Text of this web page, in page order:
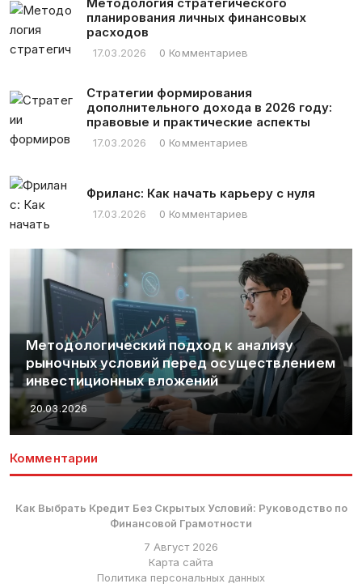
планирования личных финансовых
расходов
17.03.2026 0 Комментариев
Стратегии формирования
дополнительного дохода в 2026 году:
правовые и практические аспекты
17.03.2026 0 Комментариев
Фриланс: Как начать карьеру с нуля
17.03.2026 0 Комментариев
Методологический подход к анализу
рыночных условий перед осуществлением
инвестиционных вложений
20.03.2026
Комментарии
Как Выбрать Кредит Без Скрытых Условий: Руководство по
Финансовой Грамотности
7 Август 2026
Карта сайта
Политика персональных данных